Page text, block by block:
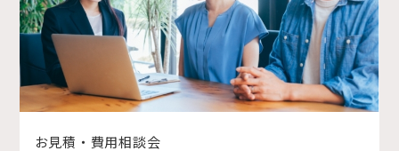
お見積・費用相談会